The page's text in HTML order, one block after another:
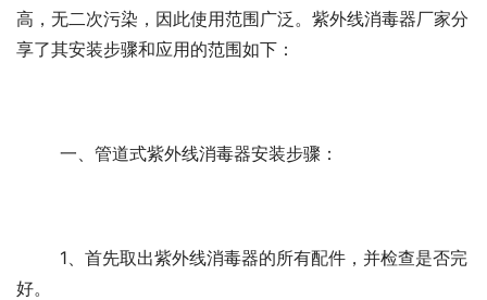
高，无二次污染，因此使用范围广泛。紫外线消毒器厂家分
享了其安装步骤和应用的范围如下：
	一、管道式紫外线消毒器安装步骤：
好。